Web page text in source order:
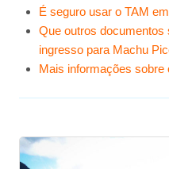
É seguro usar o TAM
Que outros
ingresso para Machu
Mais informações